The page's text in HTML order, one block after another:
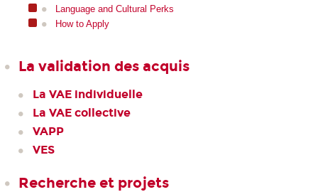
Language and Cultural Perks
How to Apply
La validation des acquis
La VAE individuelle
La VAE collective
VAPP
VES
Recherche et projets